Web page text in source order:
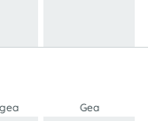
Gea